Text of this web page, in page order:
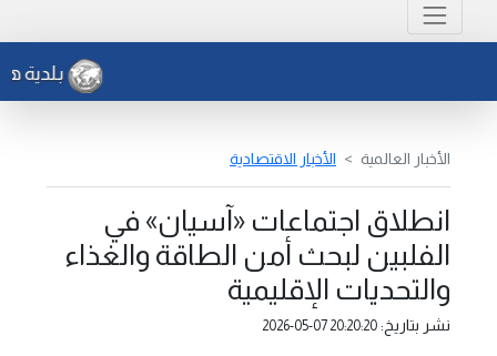
بلدية
الأخبار العالمية الأخبار الاقتصادية
انطلاق اجتماعات «آسيان» في
الفلبين لبحث أمن الطاقة والغذاء
والتحديات الإقليمية
نشر بتاريخ: 2026-05-07 20:20:20